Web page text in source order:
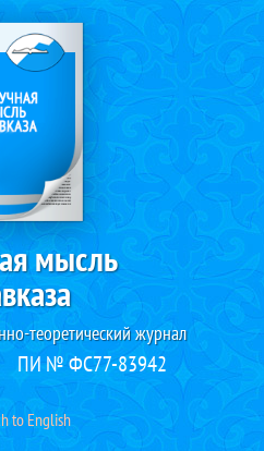
мысль
теоретический журнал
ПИ № ФС77-83942
to English